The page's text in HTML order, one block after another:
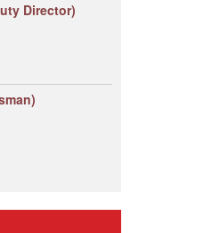
Director)